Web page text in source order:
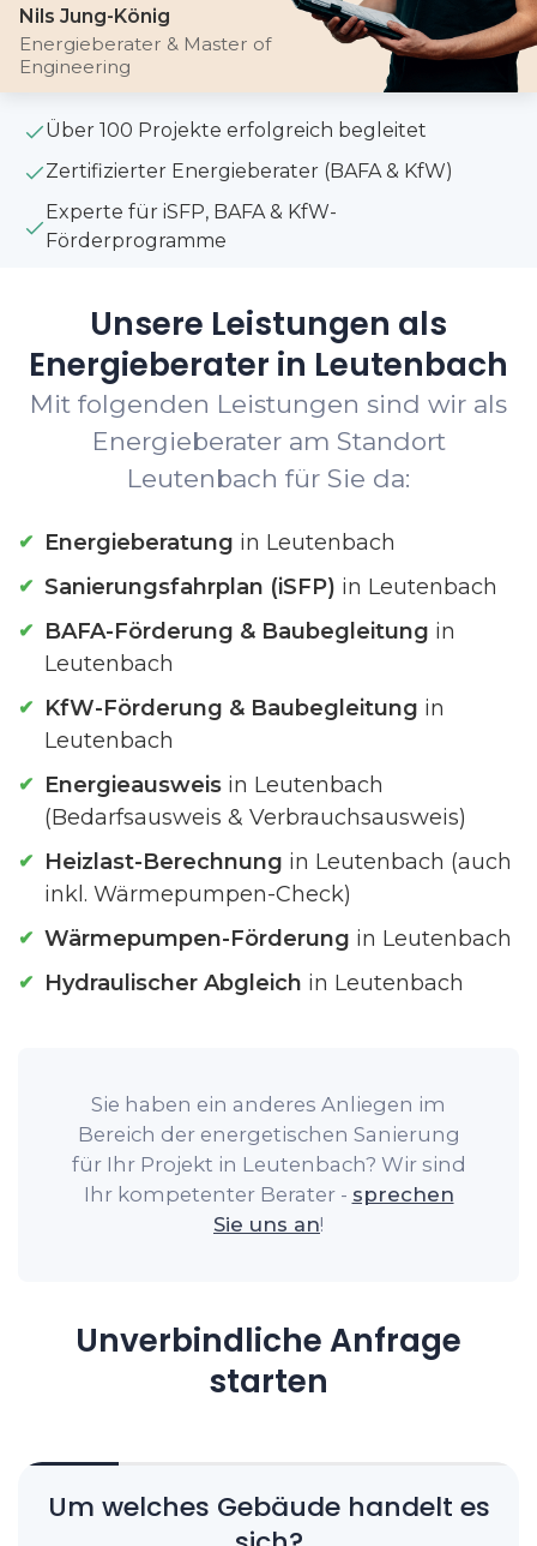
Nils Jung-König
Energieberater & Master of
Engineering
Über 100 Projekte erfolgreich begleitet
Zertifizierter Energieberater (BAFA & KfW)
Experte für iSFP, BAFA & KfW-
Förderprogramme
Unsere Leistungen als
Energieberater in Leutenbach
Mit folgenden Leistungen sind wir als
Energieberater am Standort
Leutenbach für Sie da:
Energieberatung in Leutenbach
Sanierungsfahrplan (iSFP) in Leutenbach
BAFA-Förderung & Baubegleitung in
Leutenbach
KfW-Förderung & Baubegleitung in
Leutenbach
Energieausweis in Leutenbach
(Bedarfsausweis & Verbrauchsausweis)
Heizlast-Berechnung in Leutenbach (auch
inkl. Wärmepumpen-Check)
Wärmepumpen-Förderung in Leutenbach
Hydraulischer Abgleich in Leutenbach
Sie haben ein anderes Anliegen im
Bereich der energetischen Sanierung
für Ihr Projekt in Leutenbach? Wir sind
Ihr kompetenter Berater - sprechen
Sie uns an!
Unverbindliche Anfrage
starten